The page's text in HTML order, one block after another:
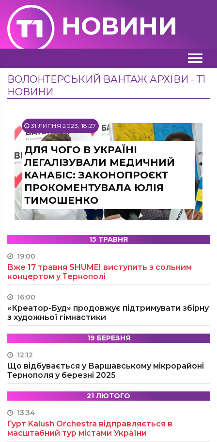
НОВИНИ
ВОЛОНТЕРСЬКИЙ ВАНТАЖ АРХІВИ - Т1
НОВИНИ
31 ЛИПНЯ 2023, 18:27
ДЛЯ ЧОГО В УКРАЇНІ
ЛЕГАЛІЗУВАЛИ МЕДИЧНИЙ
КАНАБІС: ЗАКОНОПРОЄКТ
ПРОКОМЕНТУВАЛА ЮЛІЯ
ТИМОШЕНКО
15 ТРАВНЯ
19:00
Вже 17 травня SHUMEI виступить з сольним
концертом у Тернополі
16:00
«Креатор-Буд» продовжує підтримувати збірну
з художньої гімнастики
19 БЕРЕЗНЯ
12:12
Що відбувається у Варшавському мікрорайоні
Тернополя у березні 2025
21 ЛЮТОГО
13:34
Гурт Kalush Orchestra відправляється в
масштабний тур містами України